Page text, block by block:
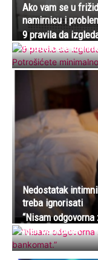
Ako vam se u
namirnicu i
9 pravila da
Potrošićete
Nedostatak
treba ignorisati
“Nisam
njen bankomat.”